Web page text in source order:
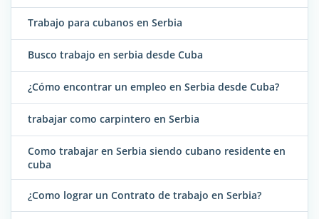
Trabajo para cubanos en Serbia
Busco trabajo en serbia desde Cuba
¿Cómo encontrar un empleo en Serbia desde Cuba?
trabajar como carpintero en Serbia
Como trabajar en Serbia siendo cubano residente en
cuba
¿Como lograr un Contrato de trabajo en Serbia?